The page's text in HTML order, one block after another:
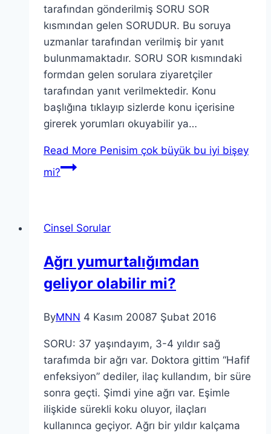
tarafından gönderilmiş SORU SOR
kısmından gelen SORUDUR. Bu soruya
uzmanlar tarafından verilmiş bir yanıt
bulunmamaktadır. SORU SOR kısmındaki
formdan gelen sorulara ziyaretçiler
tarafından yanıt verilmektedir. Konu
başlığına tıklayıp sizlerde konu içerisine
girerek yorumları okuyabilir ya…
Read More Penisim çok büyük bu iyi bişey
mi?
Cinsel Sorular
Ağrı yumurtalığımdan
geliyor olabilir mi?
ByMNN 4 Kasım 20087 Şubat 2016
SORU: 37 yaşındayım, 3-4 yıldır sağ
tarafımda bir ağrı var. Doktora gittim “Hafif
enfeksiyon” dediler, ilaç kullandım, bir süre
sonra geçti. Şimdi yine ağrı var. Eşimle
ilişkide sürekli koku oluyor, ilaçları
kullanınca geçiyor. Ağrı bir yıldır kalçama